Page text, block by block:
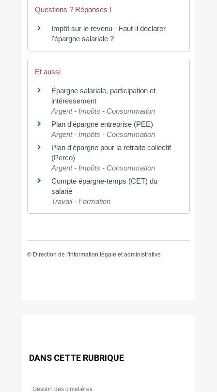
Questions ? Réponses !
Impôt sur le revenu - Faut-il déclarer
l'épargne salariale ?
Et aussi
Épargne salariale, participation et
intéressement
Argent - Impôts - Consommation
Plan d'épargne entreprise (PEE)
Argent - Impôts - Consommation
Plan d'épargne pour la retraite collectif
(Perco)
Argent - Impôts - Consommation
Compte épargne-temps (CET) du
salarié
Travail - Formation
© Direction de l'information légale et administrative
DANS CETTE RUBRIQUE
Gestion des cimetières